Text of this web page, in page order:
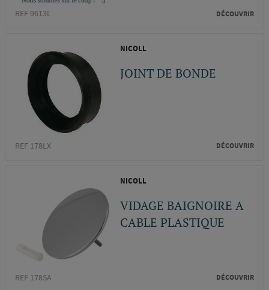
REF 9613L DÉCOUVRIR
NICOLL
JOINT DE BONDE
REF 178LX DÉCOUVRIR
NICOLL
VIDAGE BAIGNOIRE A
CABLE PLASTIQUE
REF 178SA DÉCOUVRIR